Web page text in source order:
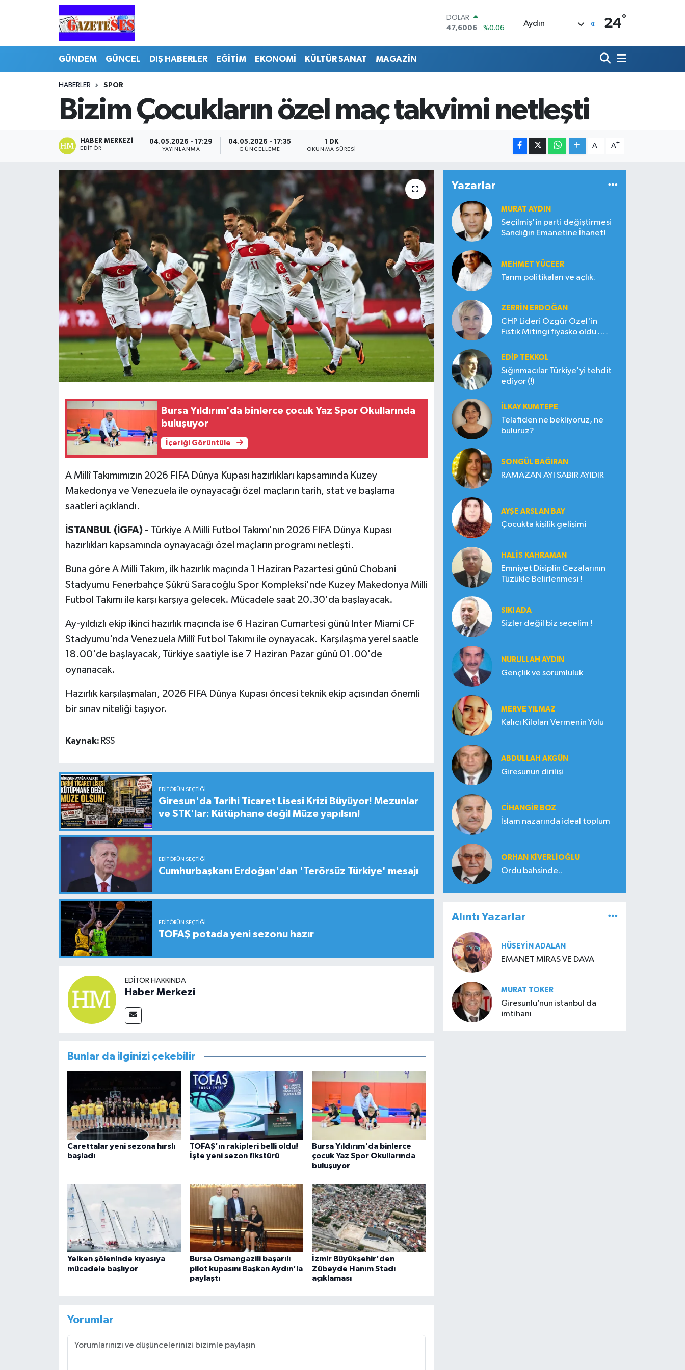
DOLAR
47,6006
%0.06
BİST100
13.799
%70
BITCOIN
Aydın 24°
GÜNDEM GÜNCEL DIŞ HABERLER EĞİTİM EKONOMİ KÜLTÜR SANAT MAGAZİN
HABERLER SPOR
Bizim Çocukların özel maç takvimi netleşti
HABER MERKEZI
EDITÖR
04.05.2026 - 17:29
YAYINLANMA
04.05.2026 - 17:35
GÜNCELLEME
1 DK
OKUNMA SÜRESI
A- A+
Bursa Yıldırım'da binlerce çocuk Yaz Spor Okullarında
buluşuyor
İçeriği Görüntüle
A Millî Takımımızın 2026 FIFA Dünya Kupası hazırlıkları kapsamında Kuzey
Makedonya ve Venezuela ile oynayacağı özel maçların tarih, stat ve başlama
saatleri açıklandı.
İSTANBUL (İGFA) - Türkiye A Milli Futbol Takımı'nın 2026 FIFA Dünya Kupası
hazırlıkları kapsamında oynayacağı özel maçların programı netleşti.
Buna göre A Milli Takım, ilk hazırlık maçında 1 Haziran Pazartesi günü Chobani
Stadyumu Fenerbahçe Şükrü Saracoğlu Spor Kompleksi'nde Kuzey Makedonya Milli
Futbol Takımı ile karşı karşıya gelecek. Mücadele saat 20.30'da başlayacak.
Ay-yıldızlı ekip ikinci hazırlık maçında ise 6 Haziran Cumartesi günü Inter Miami CF
Stadyumu'nda Venezuela Millî Futbol Takımı ile oynayacak. Karşılaşma yerel saatle
18.00'de başlayacak, Türkiye saatiyle ise 7 Haziran Pazar günü 01.00'de
oynanacak.
Hazırlık karşılaşmaları, 2026 FIFA Dünya Kupası öncesi teknik ekip açısından önemli
bir sınav niteliği taşıyor.
Kaynak: RSS
EDITÖRÜN SEÇTIĞI
Giresun'da Tarihi Ticaret Lisesi Krizi Büyüyor! Mezunlar
ve STK'lar: Kütüphane değil Müze yapılsın!
EDITÖRÜN SEÇTIĞI
Cumhurbaşkanı Erdoğan'dan 'Terörsüz Türkiye' mesajı
EDITÖRÜN SEÇTIĞI
TOFAŞ potada yeni sezonu hazır
EDITÖR HAKKINDA
Haber Merkezi
Bunlar da ilginizi çekebilir
Carettalar yeni sezona hırslı
başladı
TOFAŞ'ın rakipleri belli oldu!
İşte yeni sezon fikstürü
Bursa Yıldırım'da binlerce
çocuk Yaz Spor Okullarında
buluşuyor
Yelken şöleninde kıyasıya
mücadele başlıyor
Bursa Osmangazili başarılı
pilot kupasını Başkan Aydın'la
paylaştı
İzmir Büyükşehir'den
Zübeyde Hanım Stadı
açıklaması
Yorumlar
Yazarlar
MURAT AYDIN
Seçilmiş'in parti değiştirmesi
Sandığın Emanetine İhanet!
MEHMET YÜCEER
Tarım politikaları ve açlık.
ZERRIN ERDOĞAN
CHP Lideri Özgür Özel'in
Fıstık Mitingi fiyasko oldu .
EDIP TEKKOL
Sığınmacılar Türkiye'yi tehdit
ediyor (!)
İLKAY KUMTEPE
Telafiden ne bekliyoruz, ne
buluruz?
SONGÜL BAĞIRAN
RAMAZAN AYI SABIR AYIDIR
AYŞE ARSLAN BAY
Çocukta kişilik gelişimi
HALIS KAHRAMAN
Emniyet Disiplin Cezalarının
Tüzükle Belirlenmesi !
SIKI ADA
Sizler değil biz seçelim !
NURULLAH AYDIN
Gençlik ve sorumluluk
MERVE YILMAZ
Kalıcı Kiloları Vermenin Yolu
ABDULLAH AKGÜN
Giresunun dirilişi
CIHANGIR BOZ
İslam nazarında ideal toplum
ORHAN KIVERLIOĞLU
Ordu bahsinde..
Alıntı Yazarlar
HÜSEYIN ADALAN
EMANET MİRAS VE DAVA
MURAT TOKER
Giresunlu’nun istanbul da
imtihanı